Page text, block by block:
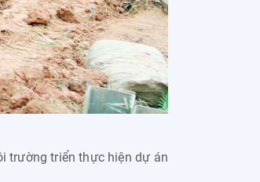
trường triển thực hiện dự án